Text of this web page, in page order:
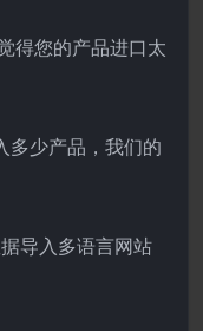
得您的产品进口太
多少产品，我们的
导入多语言网站